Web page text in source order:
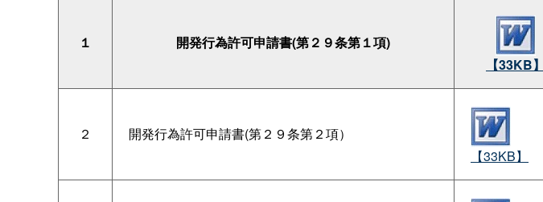
１
開発行為許可申請書(第２９条第１項)
【33KB】
２
開発行為許可申請書(第２９条第２項）
【33KB】